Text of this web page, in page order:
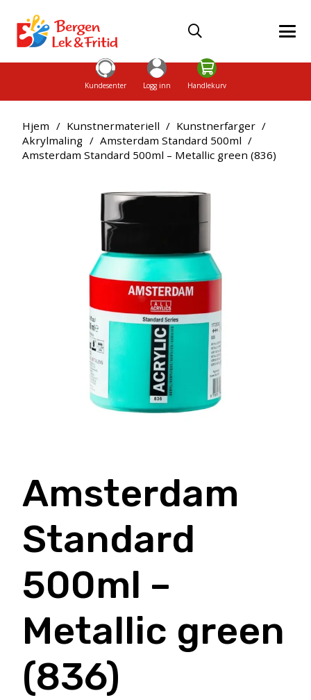
Kundesenter Logg inn Handlekurv
Hjem / Kunstnermateriell / Kunstnerfarger /
Akrylmaling / Amsterdam Standard 500ml /
Amsterdam Standard 500ml – Metallic green (836)
Amsterdam
Standard
500ml –
Metallic green
(836)